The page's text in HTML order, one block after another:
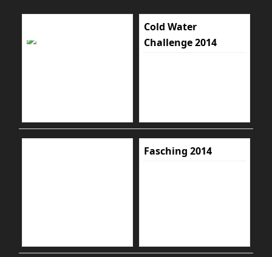
Cold Water
Challenge 2014
Fasching 2014